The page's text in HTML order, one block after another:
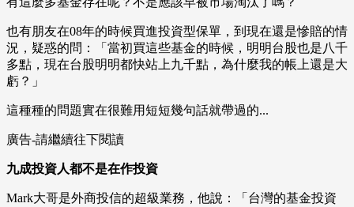
也有朋友在08年的時候買進投資型保單，到現在還是慘賠的情
況，疑惑的問：「當初買這些基金的時候，明明台股也是八千
多點，現在台股明明都快站上九千點，為什麼我的帳上還是大
虧？」
這種種的問題實在很難用短短幾句話就帶過的...
廣告-請繼續往下閱讀
九成投資人都不是在作投資
Mark大哥是外商投信的超級業務，他說：「台灣的基金投資